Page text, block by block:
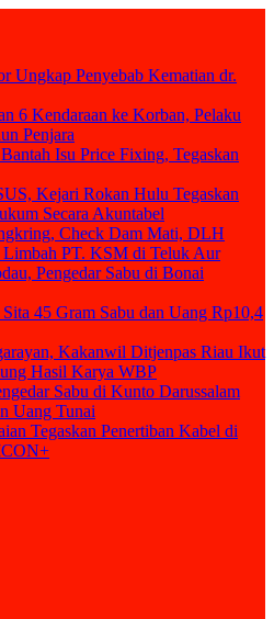
Ungkap Penyebab Kematian dr.
6 Kendaraan ke Korban, Pelaku
Penjara
Isu Price Fixing, Tegaskan
Kejari Rokan Hulu Tegaskan
Secara Akuntabel
Check Dam Mati, DLH
PT. KSM di Teluk Aur
Pengedar Sabu di Bonai
45 Gram Sabu dan Uang Rp10,4
Kakanwil Ditjenpas Riau Ikut
Hasil Karya WBP
Sabu di Kunto Darussalam
Uang Tunai
Tegaskan Penertiban Kabel di